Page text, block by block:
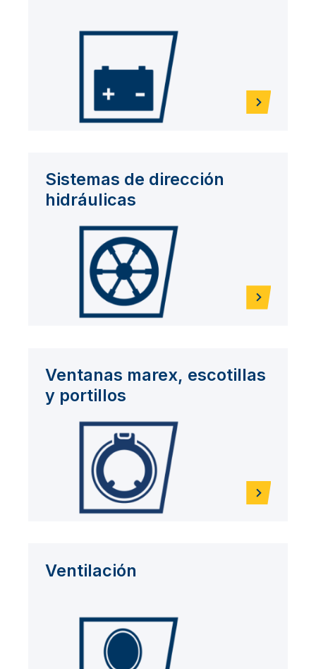
Sistemas de dirección
hidráulicas
Ventanas marex, escotillas
y portillos
Ventilación